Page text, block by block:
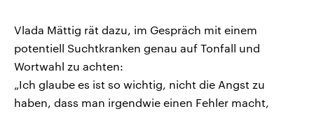
Vlada Mättig rät dazu, im Gespräch mit einem
potentiell Suchtkranken genau auf Tonfall und
Wortwahl zu achten:
„Ich glaube es ist so wichtig, nicht die Angst zu
haben, dass man irgendwie einen Fehler macht,